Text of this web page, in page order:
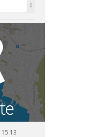
15:13